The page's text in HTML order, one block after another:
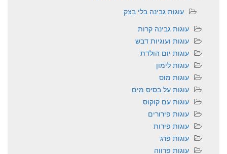
עוגות גבינה בלי בצק
עוגות גבינה קרות
עוגות ועוגיות דבש
עוגות יום הולדת
עוגות לימון
עוגות מוס
עוגות על בסיס מים
עוגות עם קוקוס
עוגות פירורים
עוגות פירות
עוגות פרג
עוגות פרווה